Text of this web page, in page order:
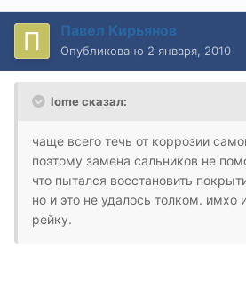
Павел Кирьянов
Опубликовано 2 января, 2010
lome сказал:
чаще всего течь от коррозии
поэтому замена сальников не
что пытался восстановить
но и это не удалось толком.
рейку.